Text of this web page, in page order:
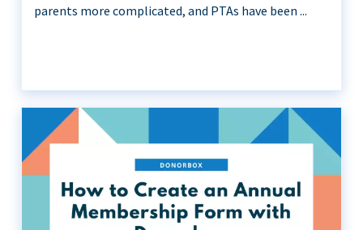
parents more complicated, and PTAs have been ...